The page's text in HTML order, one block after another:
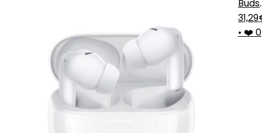
Buds
5 Pro
• ❤️ 0